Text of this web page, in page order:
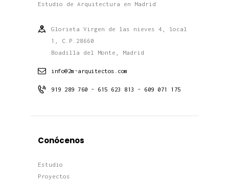
Estudio de Arquitectura en Madrid
Glorieta Virgen de las nieves 4, local
1, C.P.28660
Boadilla del Monte, Madrid
info@2m-arquitectos.com
919 289 760 - 615 623 813 - 609 071 175
Conócenos
Estudio
Proyectos